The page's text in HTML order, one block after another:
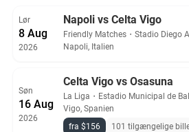
Lør
8 Aug
2026
Napoli vs Celta Vigo
Friendly Matches ・ Stadio Diego
Napoli, Italien
Søn
16 Aug
2026
Celta Vigo vs Osasuna
La Liga ・ Estadio Municipal de
Vigo, Spanien
fra $156
101 tilgængelige